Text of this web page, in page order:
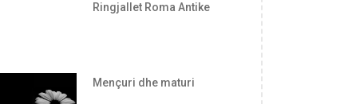
Ringjallet Roma Antike
Mençuri dhe maturi